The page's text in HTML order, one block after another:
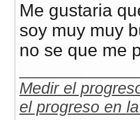
Me gustaria
soy muy muy
no se que me
Medir el
el progreso en